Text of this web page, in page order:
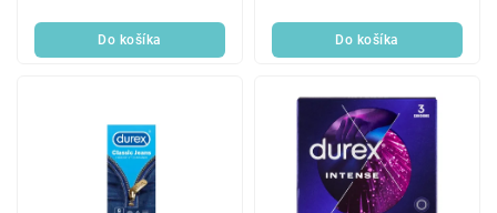
Do košíka Do košíka